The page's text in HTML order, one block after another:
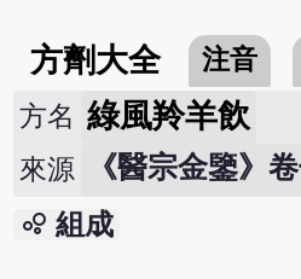
方劑大全 注音
方名 綠風羚羊飲
來源 《醫宗金鑒》
bubble_chart 組成